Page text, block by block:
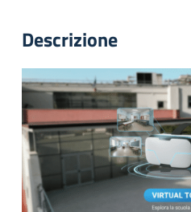
Descrizione